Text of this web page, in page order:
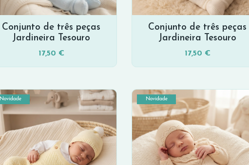
Conjunto de três peças
Jardineira Tesouro
17,50 €
Conjunto de três peças
Jardineira Tesouro
17,50 €
Novidade Novidade